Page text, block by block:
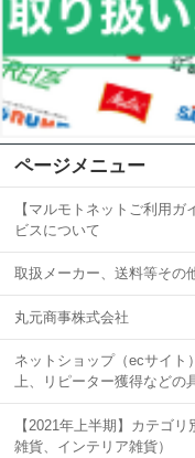
ページメニュー
【マルモトネットご利用
ビスについて
取扱メーカー、送料等その
丸元商事株式会社
ネットショップ（ecサイト
上、リピーター獲得などの
【2021年上半期】カテゴ
雑貨、インテリア雑貨）